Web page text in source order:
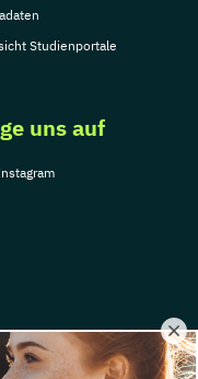
Studienportale
uns auf